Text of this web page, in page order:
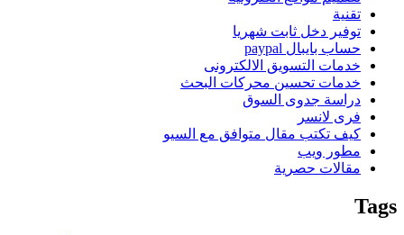
تقنية
توفير دخل ثابت شهريا
حساب بايبال paypal
خدمات التسويق الالكترونى
خدمات تحسين محركات البحث
دراسة جدوى السوق
فرى لانسر
كيف تكتب مقال متوافق مع السيو
مطور ويب
مقالات حصرية
Tags